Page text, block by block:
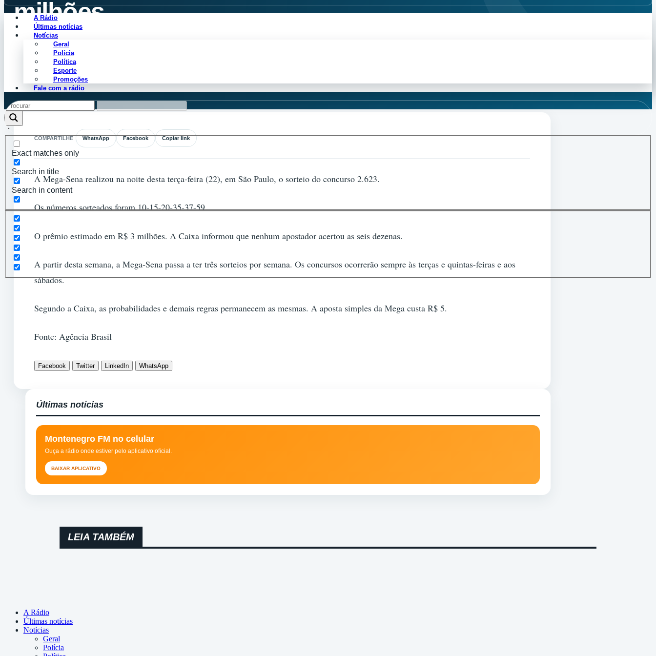
A Rádio
Últimas notícias
Notícias
Geral
Polícia
Política
Esporte
Promoções
Fale com a rádio
Exact matches only
Search in title
Search in content
milhões
Cleiton Perdiz
Agosto 23, 2023
COMPARTILHE WhatsApp Facebook Copiar link
A Mega-Sena realizou na noite desta terça-feira (22), em São Paulo, o sorteio do concurso 2.623.
Os números sorteados foram 10-15-20-35-37-59.
O prêmio estimado em R$ 3 milhões. A Caixa informou que nenhum apostador acertou as seis dezenas.
A partir desta semana, a Mega-Sena passa a ter três sorteios por semana. Os concursos ocorrerão sempre às terças e quintas-feiras e aos
sábados.
Segundo a Caixa, as probabilidades e demais regras permanecem as mesmas. A aposta simples da Mega custa R$ 5.
Fonte: Agência Brasil
Facebook Twitter LinkedIn WhatsApp
Últimas notícias
Montenegro FM no celular
Ouça a rádio onde estiver pelo aplicativo oficial.
BAIXAR APLICATIVO
LEIA TAMBÉM
A Rádio
Últimas notícias
Notícias
Geral
Polícia